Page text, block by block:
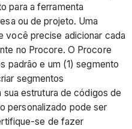
para a ferramenta
ou de projeto. Uma
você precise adicionar cada
no Procore. O Procore
padrão e um (1) segmento
segmentos
sua estrutura de códigos de
personalizado pode ser
se de fazer